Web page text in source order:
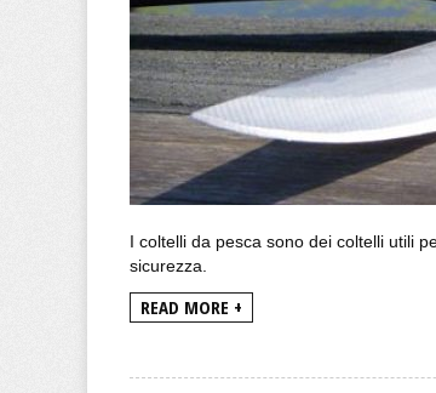
I coltelli da pesca sono dei coltelli utili
sicurezza.
READ MORE +